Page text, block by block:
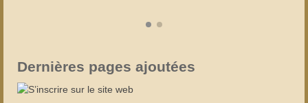
Dernières pages ajoutées